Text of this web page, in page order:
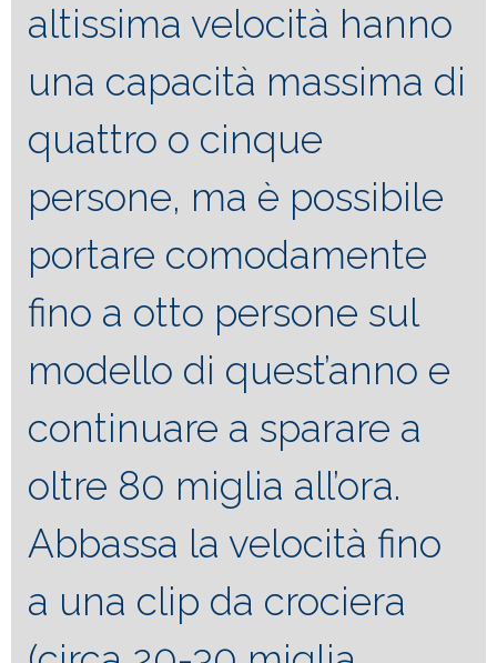
altissima velocità hanno
una capacità massima di
quattro o cinque
persone, ma è possibile
portare comodamente
fino a otto persone sul
modello di quest’anno e
continuare a sparare a
oltre 80 miglia all’ora.
Abbassa la velocità fino
a una clip da crociera